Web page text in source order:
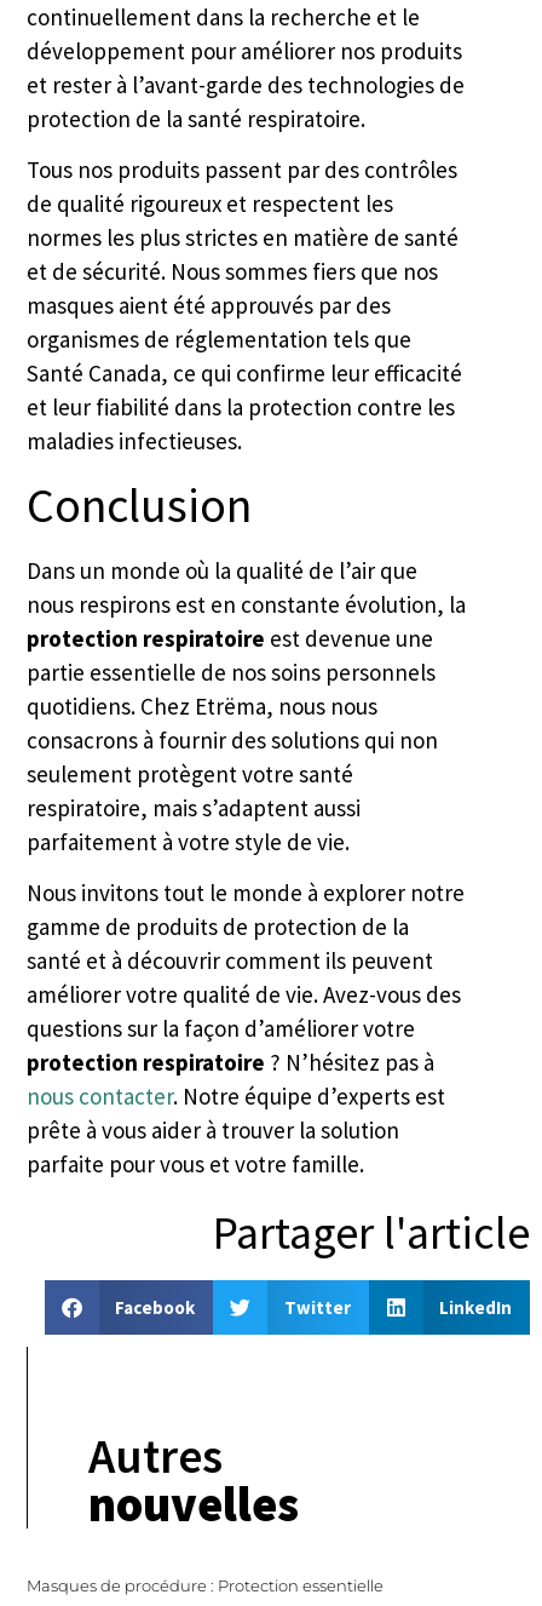
continuellement dans la recherche et le
développement pour améliorer nos produits
et rester à l’avant-garde des technologies de
protection de la santé respiratoire.
Tous nos produits passent par des contrôles
de qualité rigoureux et respectent les
normes les plus strictes en matière de santé
et de sécurité. Nous sommes fiers que nos
masques aient été approuvés par des
organismes de réglementation tels que
Santé Canada, ce qui confirme leur efficacité
et leur fiabilité dans la protection contre les
maladies infectieuses.
Conclusion
Dans un monde où la qualité de l’air que
nous respirons est en constante évolution, la
protection respiratoire est devenue une
partie essentielle de nos soins personnels
quotidiens. Chez Etrëma, nous nous
consacrons à fournir des solutions qui non
seulement protègent votre santé
respiratoire, mais s’adaptent aussi
parfaitement à votre style de vie.
Nous invitons tout le monde à explorer notre
gamme de produits de protection de la
santé et à découvrir comment ils peuvent
améliorer votre qualité de vie. Avez-vous des
questions sur la façon d’améliorer votre
protection respiratoire ? N’hésitez pas à
nous contacter. Notre équipe d’experts est
prête à vous aider à trouver la solution
parfaite pour vous et votre famille.
Partager l'article
Facebook Twitter LinkedIn
Autres
nouvelles
Masques de procédure : Protection essentielle